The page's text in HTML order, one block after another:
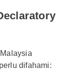
difahami: